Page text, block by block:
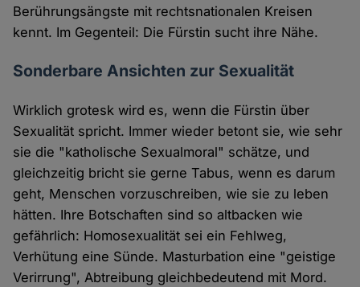
Berührungsängste mit rechtsnationalen Kreisen
kennt. Im Gegenteil: Die Fürstin sucht ihre Nähe.
Sonderbare Ansichten zur Sexualität
Wirklich grotesk wird es, wenn die Fürstin über
Sexualität spricht. Immer wieder betont sie, wie sehr
sie die "katholische Sexualmoral" schätze, und
gleichzeitig bricht sie gerne Tabus, wenn es darum
geht, Menschen vorzuschreiben, wie sie zu leben
hätten. Ihre Botschaften sind so altbacken wie
gefährlich: Homosexualität sei ein Fehlweg,
Verhütung eine Sünde. Masturbation eine "geistige
Verirrung", Abtreibung gleichbedeutend mit Mord.